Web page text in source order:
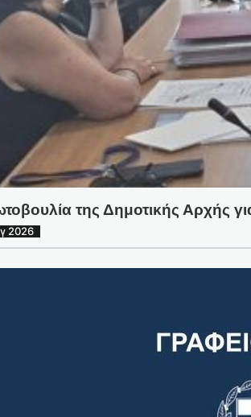
της Δημοτικής Αρχής
2026